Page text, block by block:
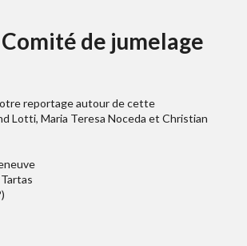
de jumelage
reportage autour de cette
Lotti, Maria Teresa Noceda et Christian